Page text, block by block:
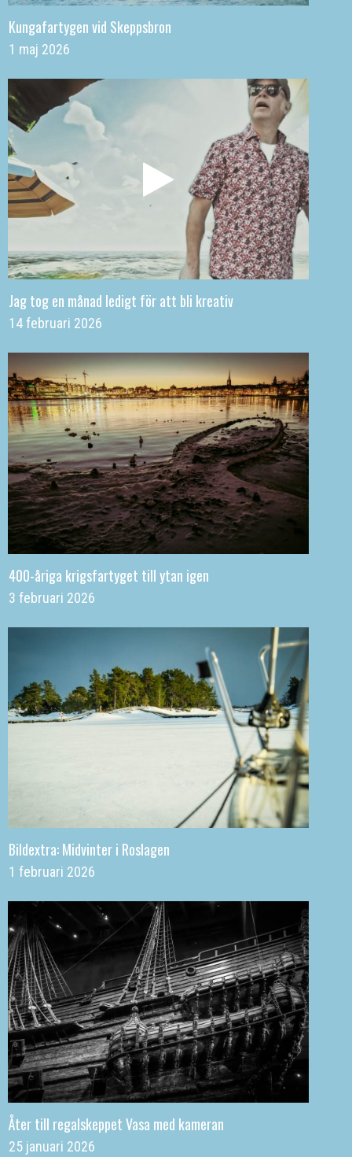
Kungafartygen vid Skeppsbron
1 maj 2026
Jag tog en månad ledigt för att bli kreativ
14 februari 2026
400-åriga krigsfartyget till ytan igen
3 februari 2026
Bildextra: Midvinter i Roslagen
1 februari 2026
Åter till regalskeppet Vasa med kameran
25 januari 2026